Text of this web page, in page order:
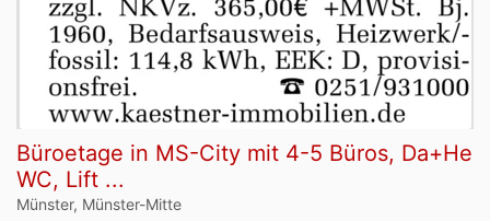
Büroetage in MS-City mit 4-5 Büros, Da+He
WC, Lift ...
Münster, Münster-Mitte